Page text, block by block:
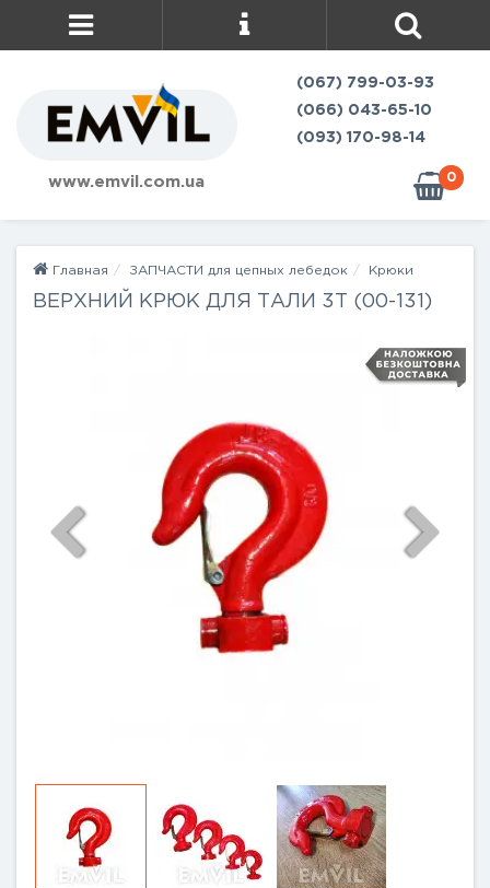
www.emvil.com.ua
(067) 799-03-93
(066) 043-65-10
(093) 170-98-14
0
Главная ЗАПЧАСТИ для цепных лебедок Крюки
ВЕРХНИЙ КРЮК ДЛЯ ТАЛИ 3Т (00-131)